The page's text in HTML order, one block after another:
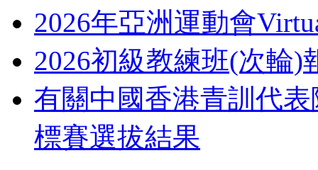
2026年亞洲運動會
2026初級教練班(次輪)
有關中國香港青訓代
標賽選拔結果